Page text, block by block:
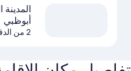
أبوظبي
2 من الدقائق سيرًا على الأقدام